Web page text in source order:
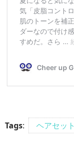
Tags: ヘアセット